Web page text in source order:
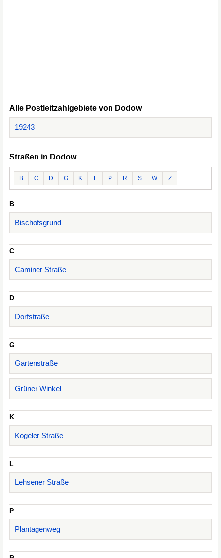
Alle Postleitzahlgebiete von Dodow
19243
Straßen in Dodow
B C D G K L P R S W Z
B
Bischofsgrund
C
Caminer Straße
D
Dorfstraße
G
Gartenstraße
Grüner Winkel
K
Kogeler Straße
L
Lehsener Straße
P
Plantagenweg